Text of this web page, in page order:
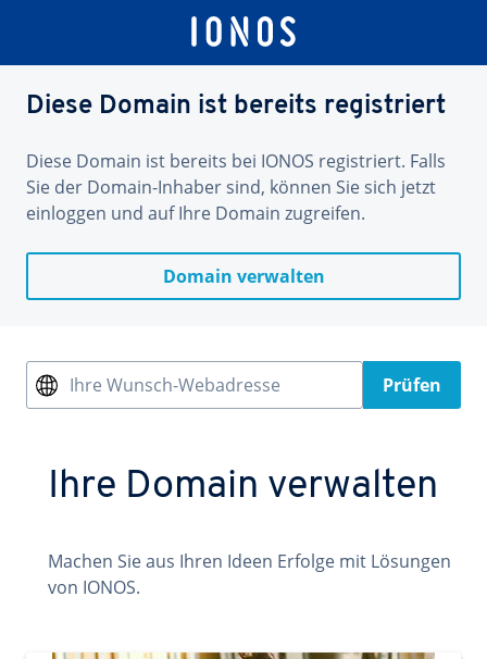
Diese Domain ist bereits registriert
Diese Domain ist bereits bei IONOS registriert. Falls
Sie der Domain-Inhaber sind, können Sie sich jetzt
einloggen und auf Ihre Domain zugreifen.
Domain verwalten
Ihre Wunsch-Webadresse Prüfen
Ihre Domain verwalten
Machen Sie aus Ihren Ideen Erfolge mit Lösungen
von IONOS.